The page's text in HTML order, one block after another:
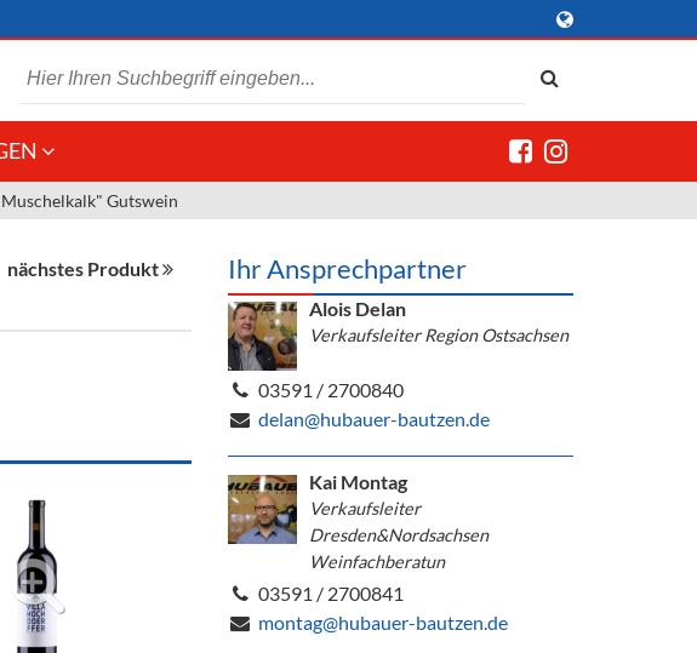
Gutswein
nächstes Produkt Ihr Ansprechpartner
Alois Delan
Verkaufsleiter Region Ostsachsen
03591 / 2700840
delan@hubauer-bautzen.de
Kai Montag
Verkaufsleiter
Dresden&Nordsachsen
Weinfachberatun
03591 / 2700841
montag@hubauer-bautzen.de